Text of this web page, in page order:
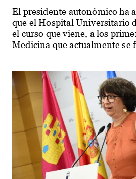
El presidente autonómico ha
que el Hospital Universitario
el curso que viene, a los
Medicina que actualmente se